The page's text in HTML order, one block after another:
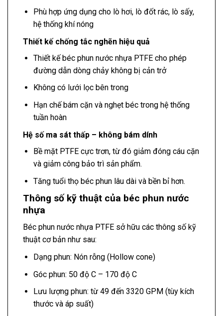
Phù hợp ứng dụng cho lò hơi, lò đốt rác, lò sấy,
hệ thống khí nóng
Thiết kế chống tắc nghẽn hiệu quả
Thiết kế béc phun nước nhựa PTFE cho phép
đường dẫn dòng chảy không bị cản trở
Không có lưới lọc bên trong
Hạn chế bám cặn và nghẹt béc trong hệ thống
tuần hoàn
Hệ số ma sát thấp – không bám dính
Bề mặt PTFE cực trơn, từ đó giảm đóng cáu cặn
và giảm công bảo trì sản phẩm.
Tăng tuổi thọ béc phun lâu dài và bền bỉ hơn.
Thông số kỹ thuật của béc phun nước
nhựa
Béc phun nước nhựa PTFE sở hữu các thông số kỹ
thuật cơ bản như sau:
Dạng phun: Nón rỗng (Hollow cone)
Góc phun: 50 độ C – 170 độ C
Lưu lượng phun: từ 49 đến 3320 GPM (tùy kích
thước và áp suất)